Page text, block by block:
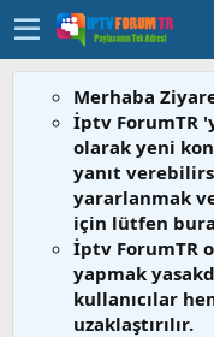
Merhaba
İptv ForumTR
olarak yeni
yanıt
yararlanmak
için lütfen
İptv ForumTR
yapmak
kullanıcılar
uzaklaştırılır.